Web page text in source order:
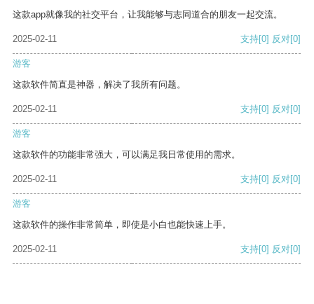
这款app就像我的社交平台，让我能够与志同道合的朋友一起交流。
2025-02-11 支持[0] 反对[0]
游客
这款软件简直是神器，解决了我所有问题。
2025-02-11 支持[0] 反对[0]
游客
这款软件的功能非常强大，可以满足我日常使用的需求。
2025-02-11 支持[0] 反对[0]
游客
这款软件的操作非常简单，即使是小白也能快速上手。
2025-02-11 支持[0] 反对[0]